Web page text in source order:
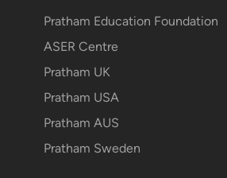
Pratham Education Foundation
ASER Centre
Pratham UK
Pratham USA
Pratham AUS
Pratham Sweden